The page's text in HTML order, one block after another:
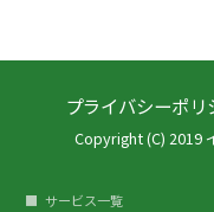
プライバシーポリ
Copyright (C) 2019
サービス一覧